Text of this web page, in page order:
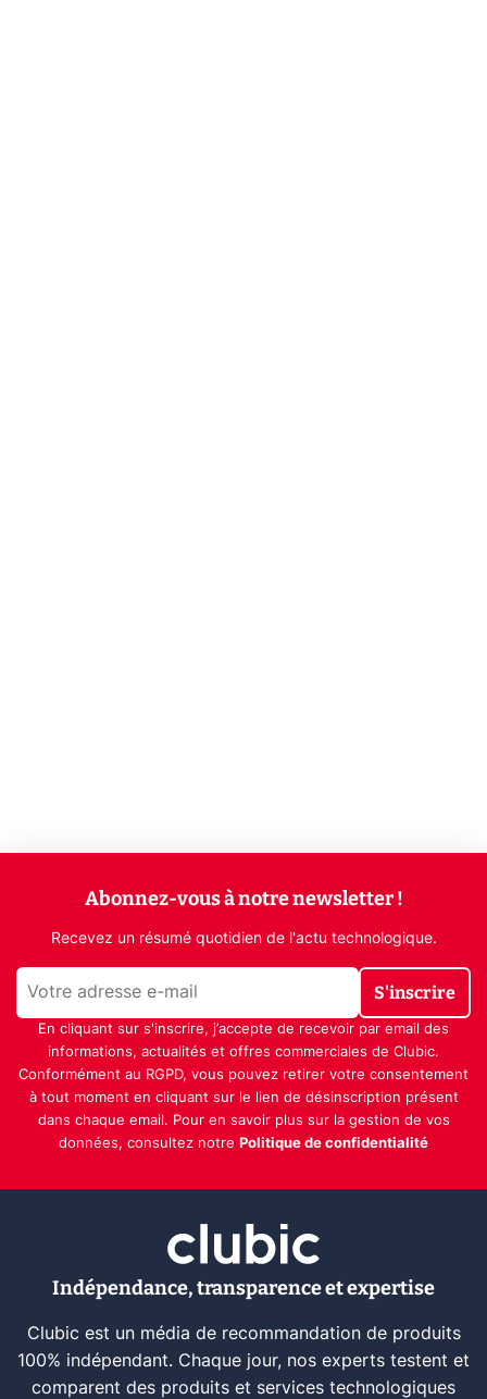
Abonnez-vous à notre newsletter !
Recevez un résumé quotidien de l'actu technologique.
S'inscrire
En cliquant sur s'inscrire, j’accepte de recevoir par email des
informations, actualités et offres commerciales de Clubic.
Conformément au RGPD, vous pouvez retirer votre consentement
à tout moment en cliquant sur le lien de désinscription présent
dans chaque email. Pour en savoir plus sur la gestion de vos
données, consultez notre Politique de confidentialité
Indépendance, transparence et expertise
Clubic est un média de recommandation de produits
100% indépendant. Chaque jour, nos experts testent et
comparent des produits et services technologiques